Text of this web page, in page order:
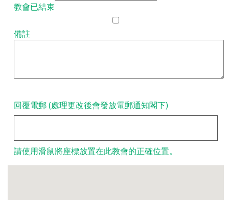
教會已結束
備註
回覆電郵 (處理更改後會發放電郵通知閣下)
請使用滑鼠將座標放置在此教會的正確位置。